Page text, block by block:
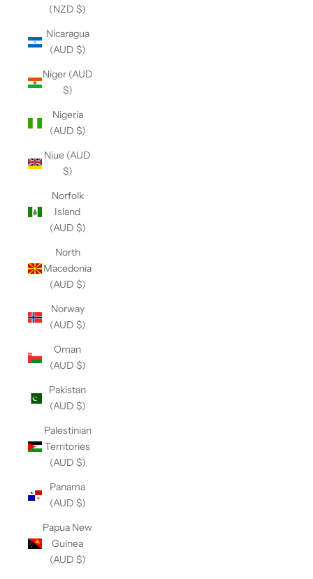
(NZD $)
Nicaragua
(AUD $)
Niger (AUD
$)
Nigeria
(AUD $)
Niue (AUD
$)
Norfolk
Island
(AUD $)
North
Macedonia
(AUD $)
Norway
(AUD $)
Oman
(AUD $)
Pakistan
(AUD $)
Palestinian
Territories
(AUD $)
Panama
(AUD $)
Papua New
Guinea
(AUD $)